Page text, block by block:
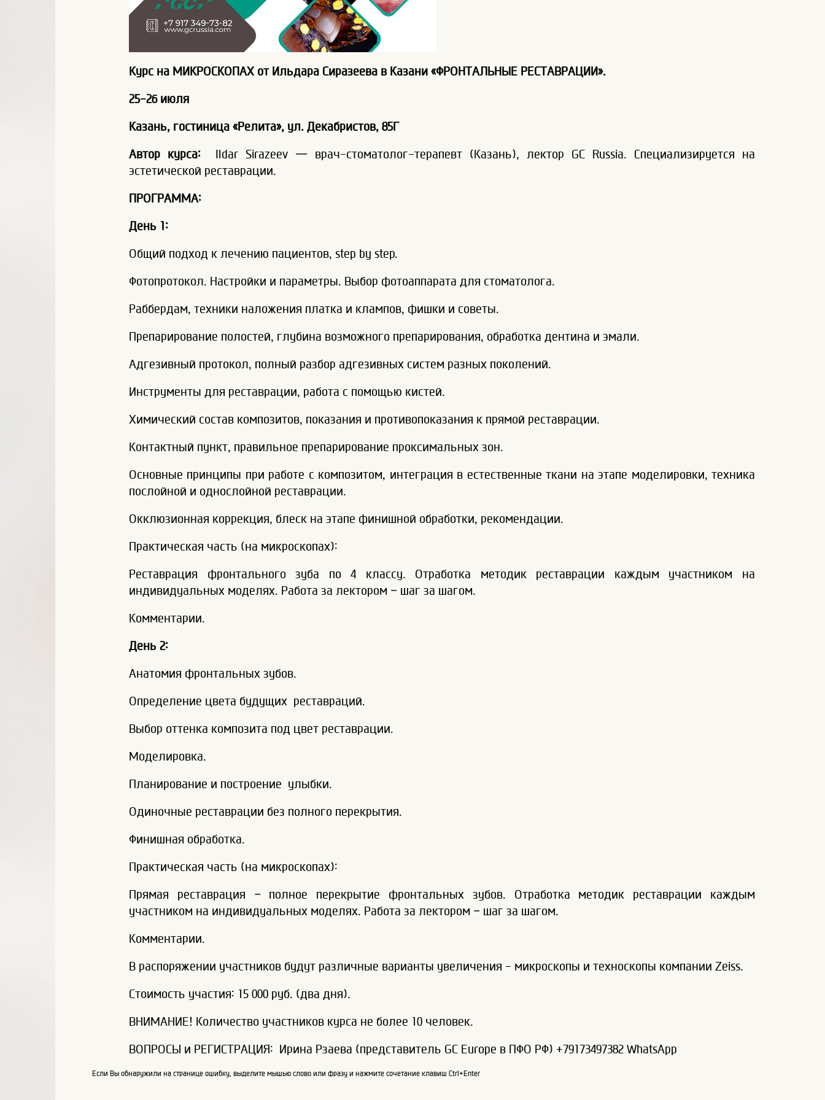
Курс на МИКРОСКОПАХ от Ильдара Сиразеева в Казани «ФРОНТАЛЬНЫЕ РЕСТАВРАЦИИ».
25-26 июля
Казань, гостиница «Релита», ул. Декабристов, 85Г
Автор курса: Ildar Sirazeev — врач-стоматолог-терапевт (Казань), лектор GC Russia. Специализируется на
эстетической реставрации.
ПРОГРАММА:
День 1:
Общий подход к лечению пациентов, step by step.
Фотопротокол. Настройки и параметры. Выбор фотоаппарата для стоматолога.
Раббердам, техники наложения платка и клампов, фишки и советы.
Препарирование полостей, глубина возможного препарирования, обработка дентина и эмали.
Адгезивный протокол, полный разбор адгезивных систем разных поколений.
Инструменты для реставрации, работа с помощью кистей.
Химический состав композитов, показания и противопоказания к прямой реставрации.
Контактный пункт, правильное препарирование проксимальных зон.
Основные принципы при работе с композитом, интеграция в естественные ткани на этапе моделировки, техника
послойной и однослойной реставрации.
Окклюзионная коррекция, блеск на этапе финишной обработки, рекомендации.
Практическая часть (на микроскопах):
Реставрация фронтального зуба по 4 классу. Отработка методик реставрации каждым участником на
индивидуальных моделях. Работа за лектором – шаг за шагом.
Комментарии.
День 2:
Анатомия фронтальных зубов.
Определение цвета будущих реставраций.
Выбор оттенка композита под цвет реставрации.
Моделировка.
Планирование и построение улыбки.
Одиночные реставрации без полного перекрытия.
Финишная обработка.
Практическая часть (на микроскопах):
Прямая реставрация – полное перекрытие фронтальных зубов. Отработка методик реставрации каждым
участником на индивидуальных моделях. Работа за лектором – шаг за шагом.
Комментарии.
В распоряжении участников будут различные варианты увеличения - микроскопы и техноскопы компании Zeiss.
Стоимость участия: 15 000 руб. (два дня).
ВНИМАНИЕ! Количество участников курса не более 10 человек.
ВОПРОСЫ и РЕГИСТРАЦИЯ: Ирина Рзаева (представитель GC Europe в ПФО РФ) +79173497382 WhatsApp
Если Вы обнаружили на странице ошибку, выделите мышью слово или фразу и нажмите сочетание клавиш Ctrl+Enter